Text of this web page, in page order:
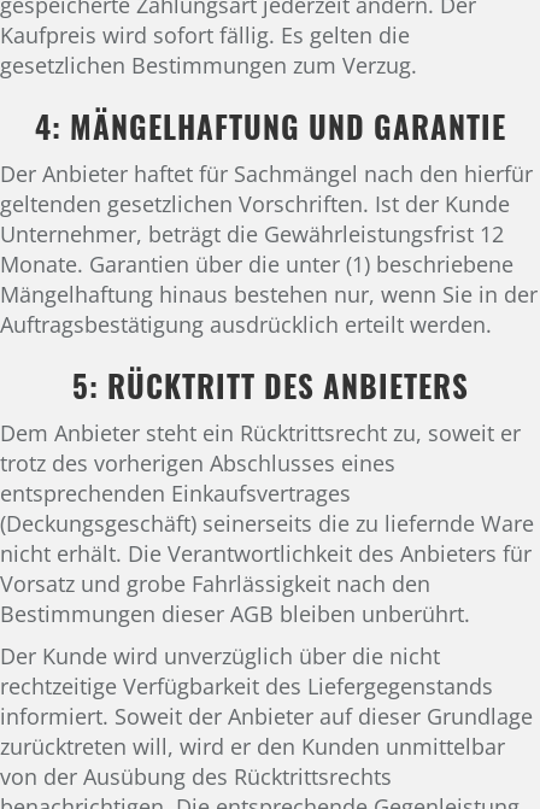
Kaufpreis wird sofort fällig. Es gelten die
gesetzlichen Bestimmungen zum Verzug.
4: MÄNGELHAFTUNG UND GARANTIE
Der Anbieter haftet für Sachmängel nach den hierfür
geltenden gesetzlichen Vorschriften. Ist der Kunde
Unternehmer, beträgt die Gewährleistungsfrist 12
Monate. Garantien über die unter (1) beschriebene
Mängelhaftung hinaus bestehen nur, wenn Sie in der
Auftragsbestätigung ausdrücklich erteilt werden.
5: RÜCKTRITT DES ANBIETERS
Dem Anbieter steht ein Rücktrittsrecht zu, soweit er
trotz des vorherigen Abschlusses eines
entsprechenden Einkaufsvertrages
(Deckungsgeschäft) seinerseits die zu liefernde Ware
nicht erhält. Die Verantwortlichkeit des Anbieters für
Vorsatz und grobe Fahrlässigkeit nach den
Bestimmungen dieser AGB bleiben unberührt.
Der Kunde wird unverzüglich über die nicht
rechtzeitige Verfügbarkeit des Liefergegenstands
informiert. Soweit der Anbieter auf dieser Grundlage
zurücktreten will, wird er den Kunden unmittelbar
von der Ausübung des Rücktrittsrechts